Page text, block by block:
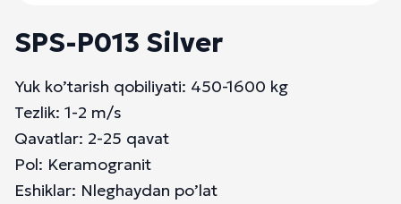
SPS-P013 Silver
Yuk ko’tarish qobiliyati: 450-1600 kg
Tezlik: 1-2 m/s
Qavatlar: 2-25 qavat
Pol: Keramogranit
Eshiklar: Nleghaydan po’lat